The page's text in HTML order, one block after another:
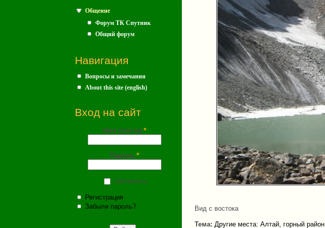
Общение
Форум ТК Спутник
Общий форум
Навигация
Вопросы и замечания
About this site (english)
Вход на сайт
Имя (почта) *
Пароль *
Запомнить
Регистрация
Забыли пароль?
Вид с востока
Тема: Другие места: Алтай, горный район